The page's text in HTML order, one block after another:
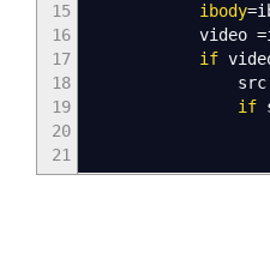
15
16
17
18
19
20
21
ibody
video
if
src =
if
res